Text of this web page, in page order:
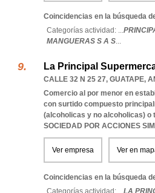
Coincidencias en la búsqueda
Categorías actividad: ...
MANGUERAS S A S...
La Principal
CALLE 32 N 25 27, GUATAPE,
Comercio al por menor en
con surtido compuesto
(alcoholicas y no alcoholicas) o
SOCIEDAD POR ACCIONES
Ver empresa Ver en
Coincidencias en la búsqueda
Categorías actividad: ... LA